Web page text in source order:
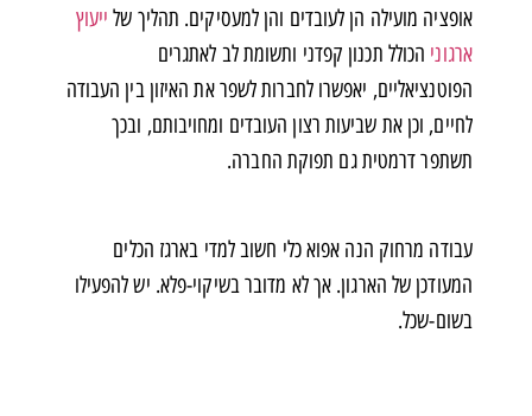
אופציה מועילה הן לעובדים והן למעסיקים. תהליך של ייעוץ
ארגוני הכולל תכנון קפדני ותשומת לב לאתגרים
הפוטנציאליים, יאפשרו לחברות לשפר את האיזון בין העבודה
לחיים, וכן את שביעות רצון העובדים ומחויבותם, ובכך
תשתפר דרמטית גם תפוקת החברה.
עבודה מרחוק הנה אפוא כלי חשוב למדי בארגז הכלים
המעודכן של הארגון. אך לא מדובר בשיקוי-פלא. יש להפעילו
בשום-שכל.